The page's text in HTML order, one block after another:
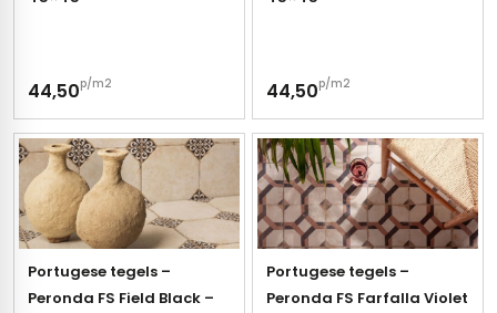
44,50p/m2 44,50p/m2
Portugese tegels –
Peronda FS Field Black –
Portugese tegels –
Peronda FS Farfalla Violet